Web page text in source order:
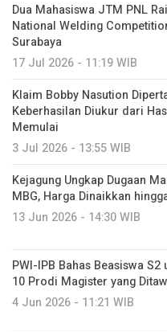
Dua Mahasiswa JTM PNL
National Welding
Surabaya
17 Jul 2026 - 11:19 WIB
Klaim Bobby Nasution
Keberhasilan Diukur dari
Memulai
3 Jul 2026 - 13:55 WIB
Kejagung Ungkap Dugaan
MBG, Harga Dinaikkan
13 Jun 2026 - 14:30 WIB
PWI-IPB Bahas Beasiswa
10 Prodi Magister yang
4 Jun 2026 - 11:21 WIB